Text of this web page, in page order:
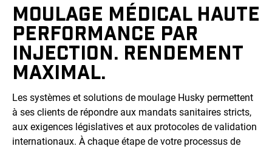
MOULAGE MÉDICAL HAUTE
PERFORMANCE PAR
INJECTION. RENDEMENT
MAXIMAL.
Les systèmes et solutions de moulage Husky permettent
à ses clients de répondre aux mandats sanitaires stricts,
aux exigences législatives et aux protocoles de validation
internationaux. À chaque étape de votre processus de